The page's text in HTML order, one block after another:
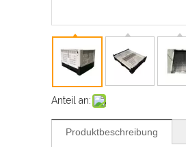
Anteil an:
Produktbeschreibung